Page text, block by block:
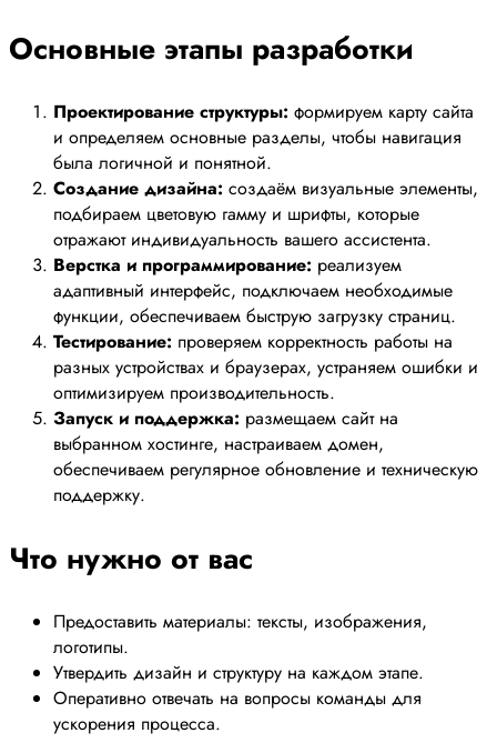
Основные этапы разработки
Проектирование структуры: формируем карту сайта
и определяем основные разделы, чтобы навигация
была логичной и понятной.
Создание дизайна: создаём визуальные элементы,
подбираем цветовую гамму и шрифты, которые
отражают индивидуальность вашего ассистента.
Верстка и программирование: реализуем
адаптивный интерфейс, подключаем необходимые
функции, обеспечиваем быструю загрузку страниц.
Тестирование: проверяем корректность работы на
разных устройствах и браузерах, устраняем ошибки и
оптимизируем производительность.
Запуск и поддержка: размещаем сайт на
выбранном хостинге, настраиваем домен,
обеспечиваем регулярное обновление и техническую
поддержку.
Что нужно от вас
Предоставить материалы: тексты, изображения,
логотипы.
Утвердить дизайн и структуру на каждом этапе.
Оперативно отвечать на вопросы команды для
ускорения процесса.